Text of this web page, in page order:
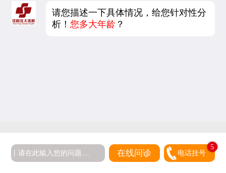
请您描述一下具体情况，给您针对性分
析！您多大年龄 ？
在线问诊 电话挂号
5